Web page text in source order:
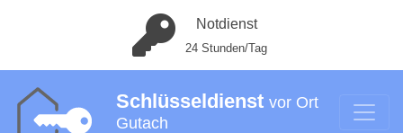
Notdienst
24 Stunden/Tag
Schlüsseldienst vor Ort
Gutach